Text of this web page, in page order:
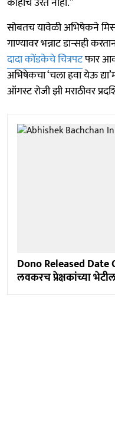
सोबतच यावेळी अभिषेकने
गाण्यावर भन्नाट डान्सही
दादा कोंडकेचे चित्रपटफार
अभिषेकचा ‘चला हवा येऊ
ऑगस्ट रोजी झी मराठीवर
Dono Released Date
लवकरच प्रेक्षकांच्या